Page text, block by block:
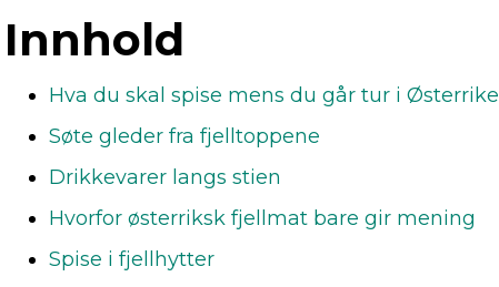
Innhold
Hva du skal spise mens du går tur i Østerrike
Søte gleder fra fjelltoppene
Drikkevarer langs stien
Hvorfor østerriksk fjellmat bare gir mening
Spise i fjellhytter